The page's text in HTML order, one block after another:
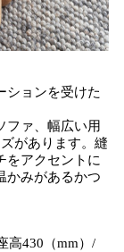
ションを受けた
ファ、幅広い用
があります。縫
をアクセントに
かみがあるかつ
高430（mm）/